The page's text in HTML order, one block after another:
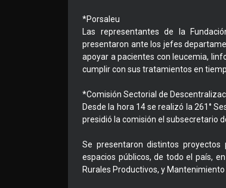
*Porsaleu
Las representantes de la
presentaron ante los jefes
apoyar a pacientes con leucemia,
cumplir con sus tratamientos en
*Comisión Sectorial de
Desde la hora 14 se realizó la 261°
presidió la comisión el subsecretario
Se presentaron distintos
espacios públicos, de todo el país,
Rurales Productivos, y